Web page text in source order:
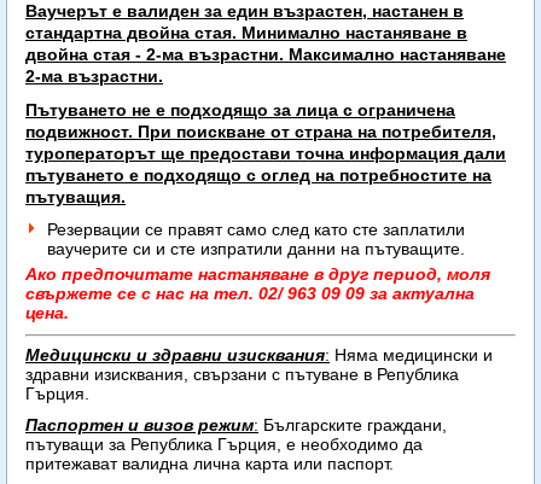
Ваучерът е валиден за един възрастен, настанен в
стандартна двойна стая. Минимално настаняване в
двойна стая - 2-ма възрастни. Максимално настаняване
2-ма възрастни.
Пътуването не е подходящо за лица с ограничена
подвижност. При поискване от страна на потребителя,
туроператорът ще предостави точна информация дали
пътуването е подходящо с оглед на потребностите на
пътуващия.
Резервации се правят само след като сте заплатили
ваучерите си и сте изпратили данни на пътуващите.
Ако предпочитате настаняване в друг период, моля
свържете се с нас на тел. 02/ 963 09 09 за актуална
цена.
Медицински и здравни изисквания: Няма медицински и
здравни изисквания, свързани с пътуване в Република
Гърция.
Паспортен и визов режим: Българските граждани,
пътуващи за Република Гърция, е необходимо да
притежават валидна лична карта или паспорт.